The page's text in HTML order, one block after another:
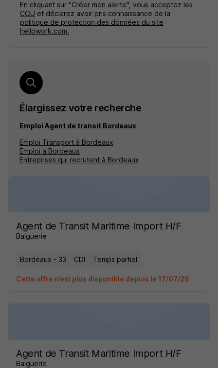
En cliquant sur "Créer mon alerte", vous acceptez les
CGU et déclarez avoir pris connaissance de la
politique de protection des données du site
hellowork.com.
Élargissez votre recherche
Emploi Agent de transit Bordeaux
Emploi Transport à Bordeaux
Emploi à Bordeaux
Entreprises qui recrutent à Bordeaux
Agent de Transit Maritime Import H/F
Balguerie
Bordeaux - 33 CDI Temps partiel
Cette offre n’est plus disponible depuis le 17/07/26
Agent de Transit Maritime Import H/F
Balguerie